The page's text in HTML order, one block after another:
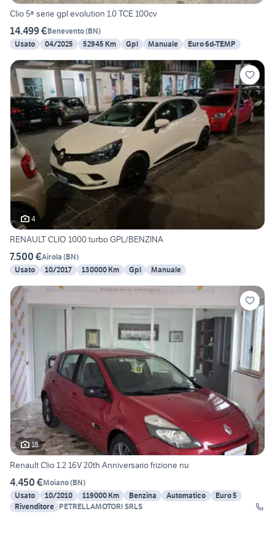
Clio 5ª serie gpl evolution 1.0 TCE 100cv
14.499 €Benevento(BN)
Usato
04/2025 52945 Km Gpl Manuale Euro 6d-TEMP
4
RENAULT CLIO 1000 turbo GPL/BENZINA
7.500 €Airola (BN)
Usato
10/2017 130000 Km Gpl Manuale
18
Renault Clio 1.2 16V 20th Anniversario frizione nu
4.450 €Moiano(BN)
Usato
10/2010 119000 Km Benzina Automatico
Euro 5
Rivenditore PETRELLAMOTORI SRLS